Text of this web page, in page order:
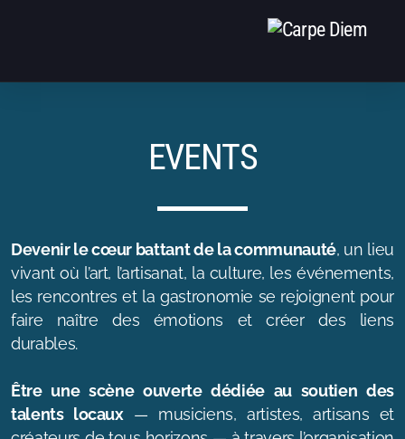
EVENTS
Devenir le cœur battant de la communauté, un lieu
vivant où l’art, l’artisanat, la culture, les événements,
les rencontres et la gastronomie se rejoignent pour
faire naître des émotions et créer des liens
durables.
Être une scène ouverte dédiée au soutien des
talents locaux— musiciens, artistes, artisans et